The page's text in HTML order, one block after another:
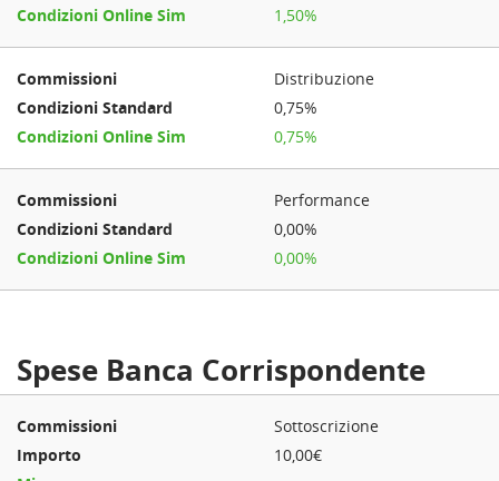
1,50%
Distribuzione
0,75%
0,75%
Performance
0,00%
0,00%
Spese Banca Corrispondente
Sottoscrizione
10,00€